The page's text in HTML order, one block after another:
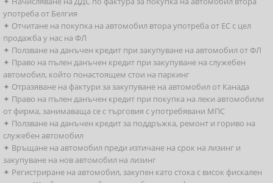
употреба от Белгия
✦ Отчитане на покупка на автомобил втора употреба от ЕС с цел
продажба у нас на ФЛ
✦ Ползване на данъчен кредит при закупуване на автомобил от ФЛ
✦ Право на пълен данъчен кредит при закупуване на служебен
автомобил, който понастоящем стои на паркинг
✦ Отразяване на фактури за закупуване на автомобил от Канада
✦ Право на пълен данъчен кредит при покупка на леки автомобили
от фирма, занимаваща се с търговия с употребявани МПС
✦ Ползване на данъчен кредит за поддръжка, ремонт и гориво на
служебен автомобил
✦ Връщане на автомобил преди изтичане на срок на лизинг и
закупуване на нов автомобил на лизинг
✦ Регистриране на автомобил, закупен като стока с висок фискален